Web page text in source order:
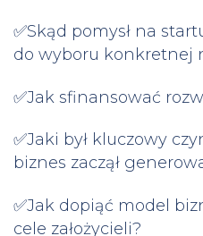
✅Skąd pomysł na
do wyboru konkretnej
✅Jak sfinansować
✅Jaki był kluczowy
biznes zaczął
✅Jak dopiąć model
cele założycieli?